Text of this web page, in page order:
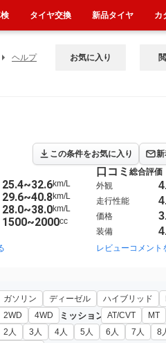
ヘルプ お気に入り
この条件をお気に入り
（2354） 2003年9月~2012年5月
25.4~32.6km/L
29.6~40.8km/L
28.0~38.0km/L
1500~2000cc
口コミ 総合評価
外観
走行性能
価格
装備
レビューコメント
ガソリン ディーゼル ハイブリッド
2WD 4WD ミッション AT/CVT MT
2人 3人 4人 5人 6人 7人 8
タイヤ交換 新品タイヤ カ